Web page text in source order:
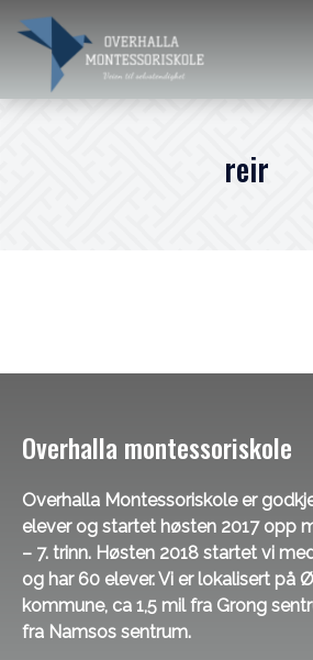
reir
Overhalla montessoriskole
Overhalla Montessoriskole er
elever og startet høsten 2017 opp
– 7. trinn. Høsten 2018 startet vi
og har 60 elever. Vi er lokalisert på
kommune, ca 1,5 mil fra Grong
fra Namsos sentrum.